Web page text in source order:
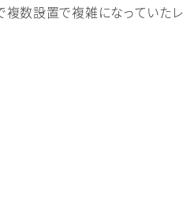
複数設置で複雑になっていたレ